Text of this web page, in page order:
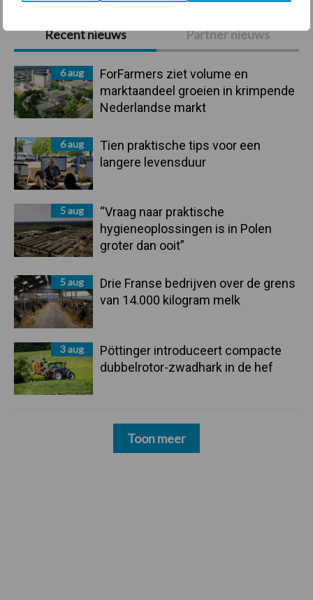
Primaire
Sidebar
Recent nieuws Partner nieuws
6 aug
ForFarmers ziet volume en
marktaandeel groeien in krimpende
Nederlandse markt
6 aug
Tien praktische tips voor een
langere levensduur
5 aug
“Vraag naar praktische
hygieneoplossingen is in Polen
groter dan ooit”
5 aug
Drie Franse bedrijven over de grens
van 14.000 kilogram melk
3 aug
Pöttinger introduceert compacte
dubbelrotor-zwadhark in de hef
Toon meer